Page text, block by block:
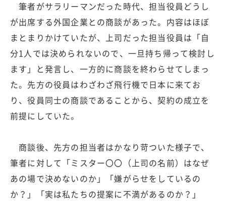
筆者がサラリーマンだった時代、担当役員どうし
が出席する外国企業との商談があった。内容はほぼ
まとまりかけていたが、上司だった担当役員は「自
分1人では決められないので、一旦持ち帰って検討し
ます」と発言し、一方的に商談を終わらせてしまっ
た。先方の役員はわざわざ飛行機で日本に来てお
り、役員同士の商談であることから、契約の成立を
前提にしていた。
商談後、先方の担当者はかなり苛ついた様子で、
筆者に対して「ミスター〇〇（上司の名前）はなぜ
あの場で決めないのか」「嫌がらせをしているの
か？」「実は私たちの提案に不満があるのか？」